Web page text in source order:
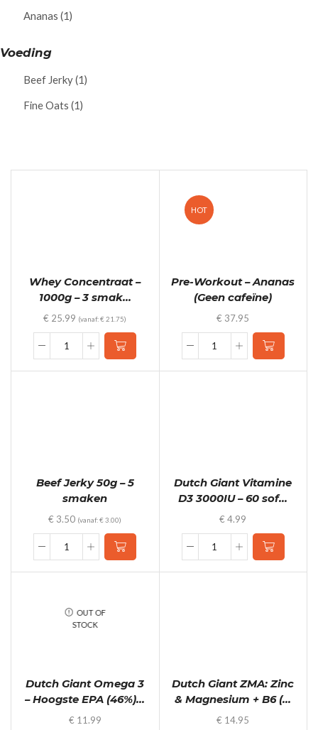
Ananas (1)
Voeding
Beef Jerky(1)
Fine Oats (1)
Whey Concentraat –
1000g – 3 smak...
€ 25.99 (vanaf:€ 21.75)
Whey
HOT
Pre-Workout – Ananas
(Geen cafeïne)
€ 37.95
Pre-
Beef Jerky 50g – 5
smaken
€ 3.50 (vanaf:€ 3.00)
Beef
5
smaken
Dutch Giant Vitamine
D3 3000IU – 60 sof...
€ 4.99
Dutch
quantity
OUT OF
STOCK
Dutch Giant Omega 3
– Hoogste EPA (46%)...
€ 11.99
Dutch Giant ZMA: Zinc
& Magnesium + B6 (...
€ 14.95